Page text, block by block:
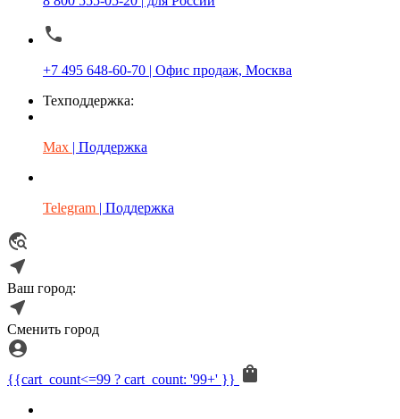
+7 495 648-60-70 | Офис продаж, Москва
Техподдержка:
Max | Поддержка
Telegram | Поддержка
Ваш город:
Сменить город
{{cart_count<=99 ? cart_count: '99+' }}